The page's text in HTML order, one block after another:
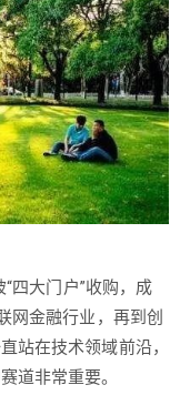
四大门户”收购，成
网金融行业，再到创
站在技术领域前沿，
道非常重要。